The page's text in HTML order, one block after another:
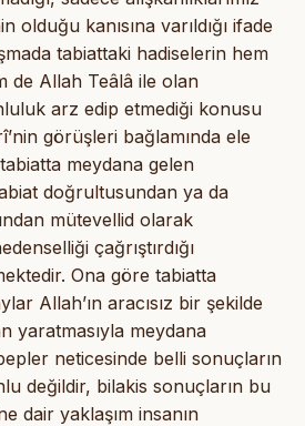
olduğu kanısına varıldığı ifade
tabiattaki hadiselerin hem
de Allah Teâlâ ile olan
arz edip etmediği konusu
görüşleri bağlamında ele
tabiatta meydana gelen
doğrultusundan ya da
mütevellid olarak
çağrıştırdığı
Ona göre tabiatta
Allah’ın aracısız bir şekilde
yaratmasıyla meydana
neticesinde belli sonuçların
değildir, bilakis sonuçların bu
dair yaklaşım insanın